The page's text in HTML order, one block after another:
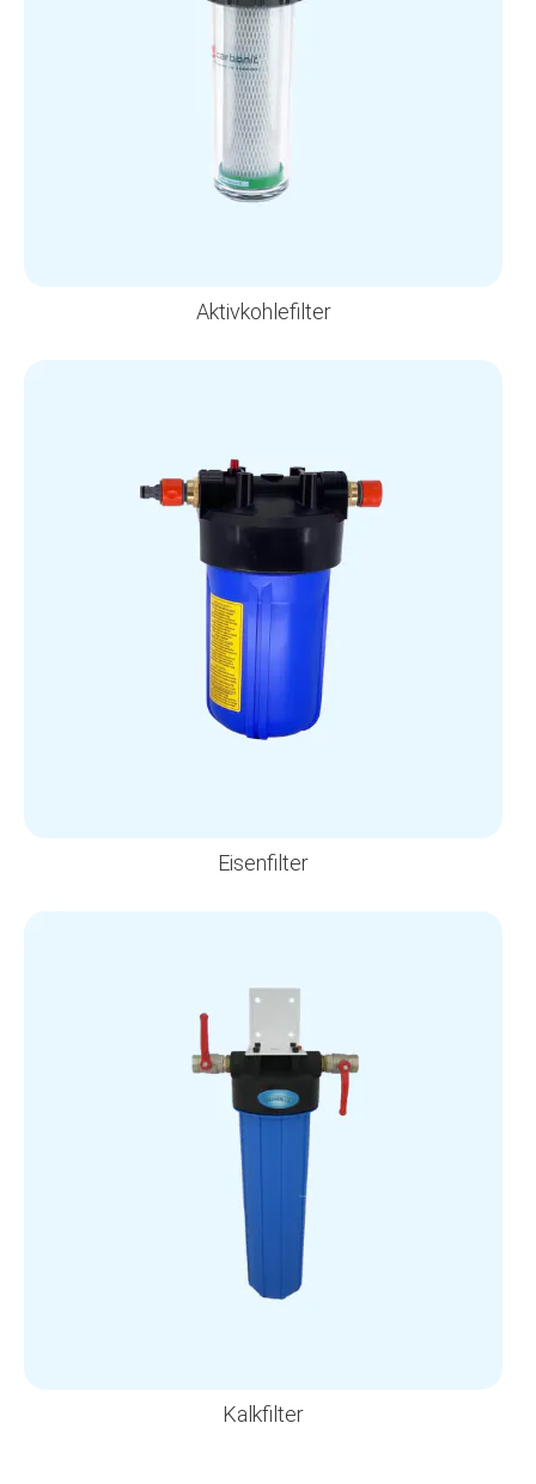
Aktivkohlefilter
Eisenfilter
Kalkfilter